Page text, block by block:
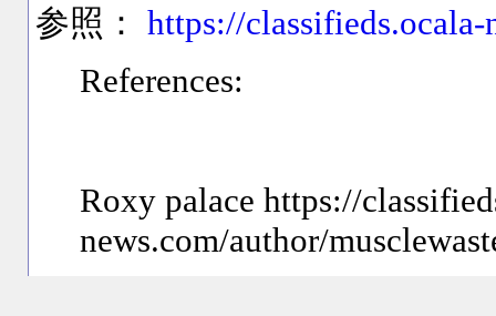
参照：https://
References:
Roxy palace https://
news.com/author/